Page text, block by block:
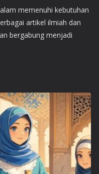
memenuhi kebutuhan
artikel ilmiah dan
bergabung menjadi